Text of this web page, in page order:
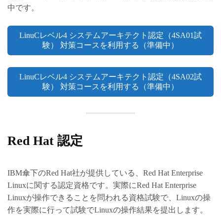
中です。
LinuCレベル4 システムアーキテクト認定（4SA01試
験） 対策コースを利用する（準備中）
LinuCレベル4 システムアーキテクト認定（4SA02試
験） 対策コースを利用する（準備中）
Red Hat 認定
IBM傘下のRed Hat社が提供している、Red Hat Enterprise
Linuxに関する認定資格です。実際にRed Hat Enterprise
Linuxが操作できることを問われる資格試験で、Linuxの操
作を実際に行って試験でLinuxの操作結果を提出します。